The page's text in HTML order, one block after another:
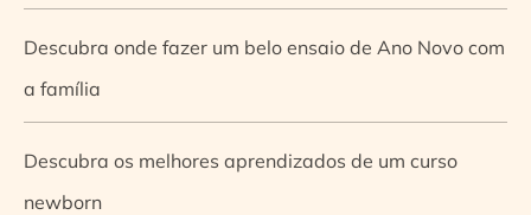
Descubra onde fazer um belo ensaio de Ano Novo com
a família
Descubra os melhores aprendizados de um curso
newborn